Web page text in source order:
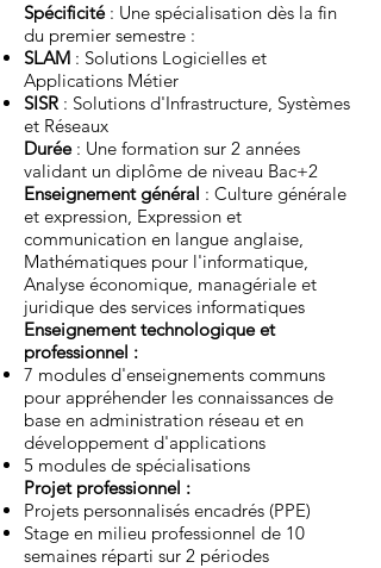
Spécificité: Une spécialisation dès la fin
du premier semestre :
SLAM : Solutions Logicielles et
Applications Métier
SISR : Solutions d'Infrastructure, Systèmes
et Réseaux
Durée: Une formation sur 2 années
validant un diplôme de niveau Bac+2
Enseignement général : Culture générale
et expression, Expression et
communication en langue anglaise,
Mathématiques pour l'informatique,
Analyse économique, managériale et
juridique des services informatiques
Enseignement technologique et
professionnel :
7 modules d'enseignements communs
pour appréhender les connaissances de
base en administration réseau et en
développement d'applications
5 modules de spécialisations
Projet professionnel :
Projets personnalisés encadrés (PPE)
Stage en milieu professionnel de 10
semaines réparti sur 2 périodes